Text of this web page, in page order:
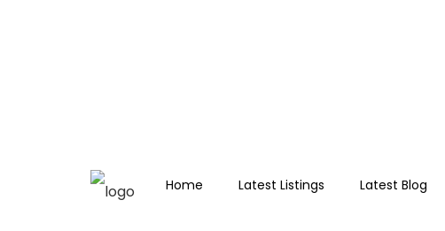
Home Latest Listings Latest Blog